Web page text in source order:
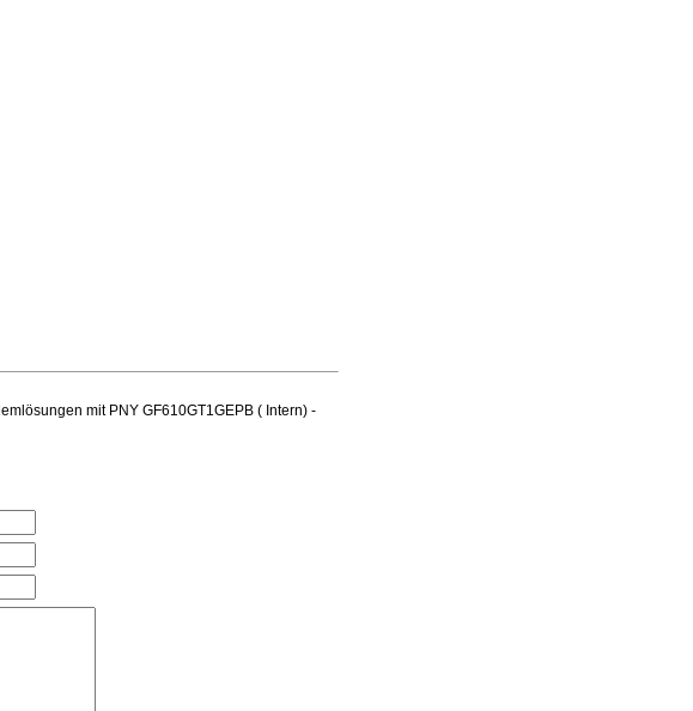
mit PNY GF610GT1GEPB ( Intern) -